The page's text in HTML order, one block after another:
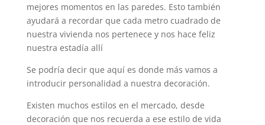
mejores momentos en las paredes. Esto también
ayudará a recordar que cada metro cuadrado de
nuestra vivienda nos pertenece y nos hace feliz
nuestra estadía allí
Se podría decir que aquí es donde más vamos a
introducir personalidad a nuestra decoración.
Existen muchos estilos en el mercado, desde
decoración que nos recuerda a ese estilo de vida